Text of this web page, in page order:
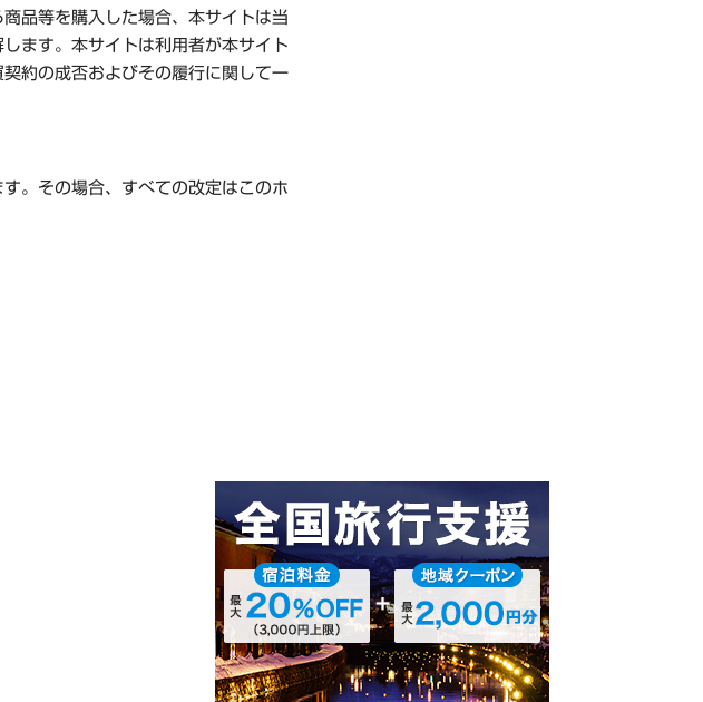
品等を購入した場合、本サイトは当
ます。本サイトは利用者が本サイト
約の成否およびその履行に関して一
。その場合、すべての改定はこのホ